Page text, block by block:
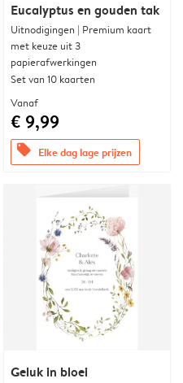
Eucalyptus en gouden tak
Uitnodigingen | Premium kaart
met keuze uit 3
papierafwerkingen
Set van 10 kaarten
Vanaf
€ 9,99
offers Elke dag lage prijzen
Geluk in bloei